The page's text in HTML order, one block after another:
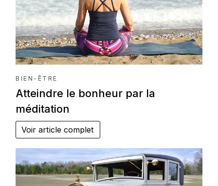
BIEN-ÊTRE
Atteindre le bonheur par la
méditation
Voir article complet